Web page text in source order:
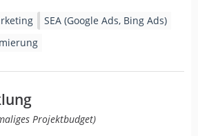
SEA (Google Ads, Bing Ads)
Projektbudget)